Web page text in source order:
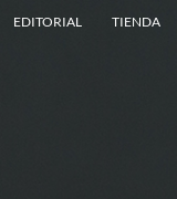
EDITORIAL TIENDA